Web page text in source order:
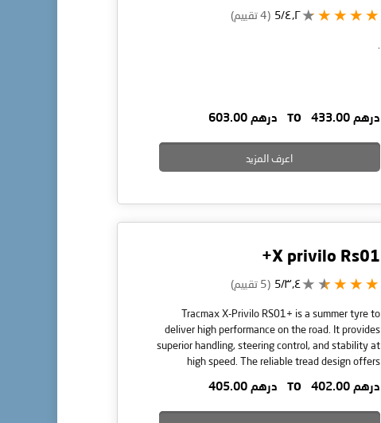
٤٫٢/5 (4 تقييم)
.
درهم 433.00 TO درهم 603.00
اعرف المزيد
X privilo Rs01+
٣٫٤/5 (5 تقييم)
Tracmax X-Privilo RS01+ is a summer tyre to
deliver high performance on the road. It provides
superior handling, steering control, and stability at
high speed. The reliable tread design offers
surfaces. Special rubber compound enhances tread
life. This tyre is available in many different sizes.
درهم 402.00 TO درهم 405.00